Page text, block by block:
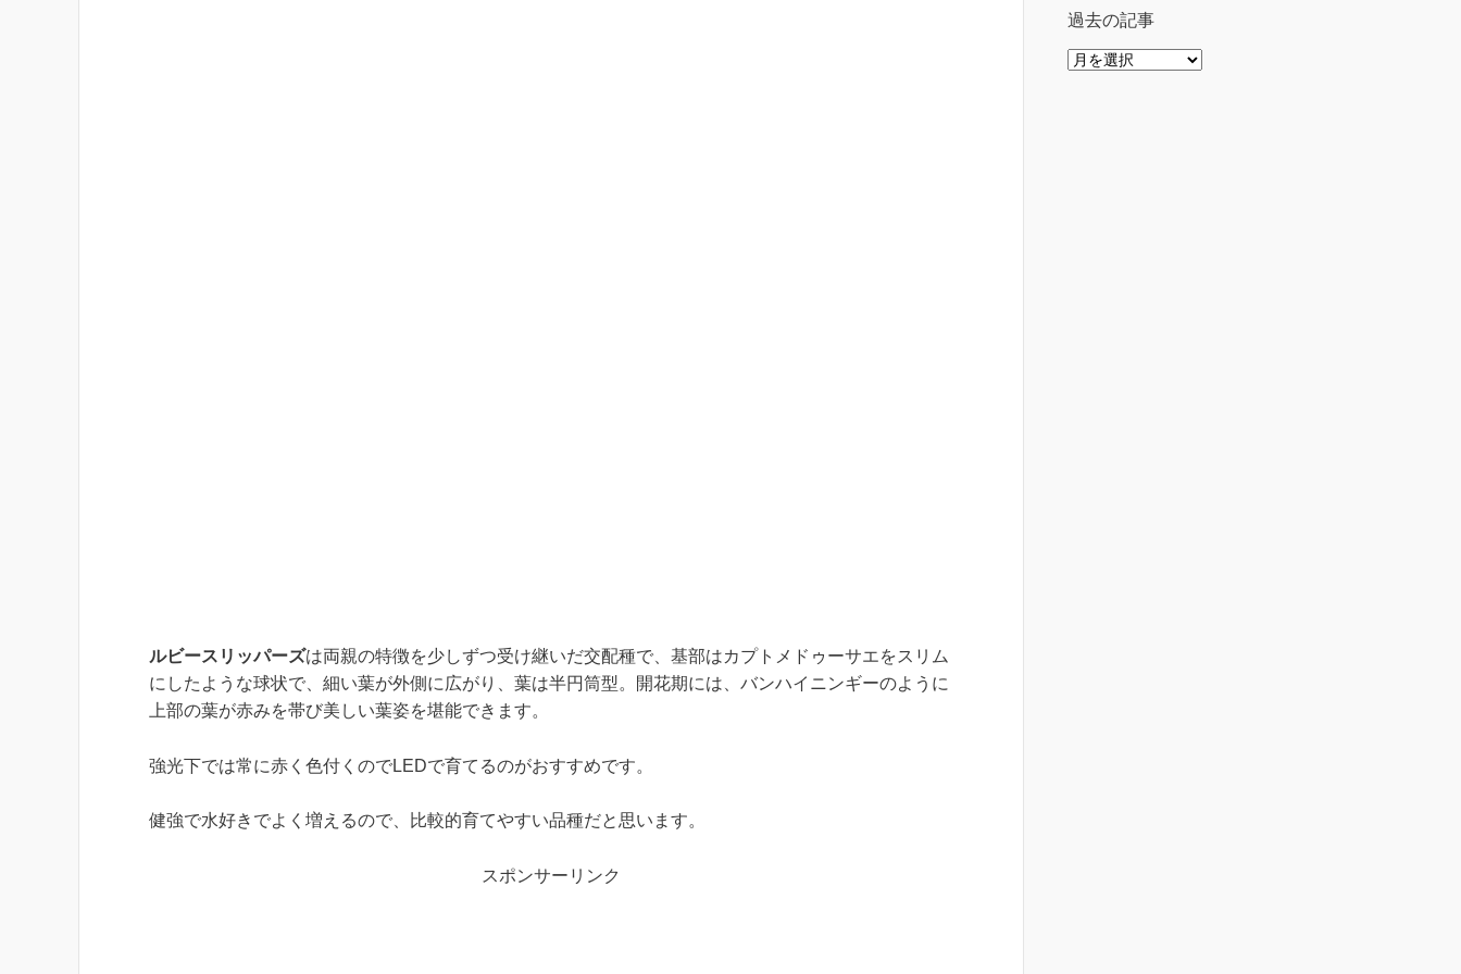
ルビースリッパーズは両親の特徴を少しずつ受け継いだ交配種で、基部はカプトメドゥーサエをスリム
にしたような球状で、細い葉が外側に広がり、葉は半円筒型。開花期には、バンハイニンギーのように
上部の葉が赤みを帯び美しい葉姿を堪能できます。
強光下では常に赤く色付くのでLEDで育てるのがおすすめです。
健強で水好きでよく増えるので、比較的育てやすい品種だと思います。
スポンサーリンク
過去の記事
過